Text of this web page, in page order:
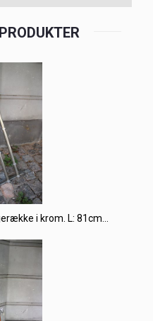
i krom. L: 81cm...